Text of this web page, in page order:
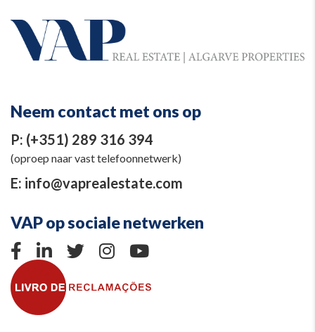
Neem contact met ons op
P: (+351) 289 316 394
(oproep naar vast telefoonnetwerk)
E: info@vaprealestate.com
VAP op sociale netwerken